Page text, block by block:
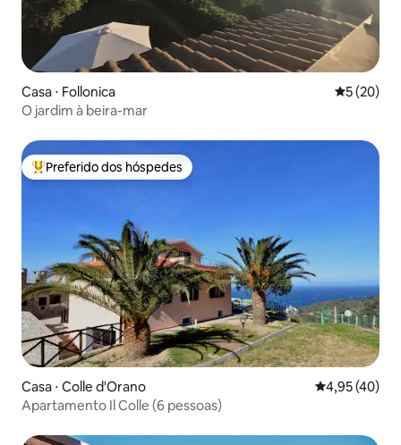
Casa ⋅ Follonica 5 de uma
5 (20)
O jardim à beira-mar
Entre os melhores preferidos dos hóspedes
Preferido dos hóspedes
Casa ⋅ Colle d'Orano 4,95 de uma
4,95 (40)
Apartamento Il Colle (6 pessoas)